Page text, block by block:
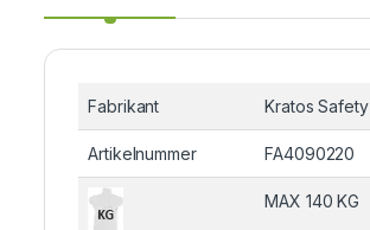
Fabrikant Kratos Safety
Artikelnummer FA4090220
MAX 140 KG